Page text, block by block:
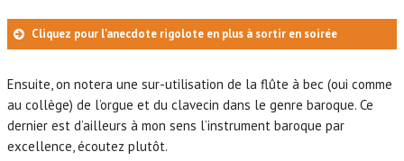
Cliquez pour l'anecdote rigolote en plus à sortir en soirée
Ensuite, on notera une sur-utilisation de la flûte à bec (oui comme
au collège) de l’orgue et du clavecin dans le genre baroque. Ce
dernier est d’ailleurs à mon sens l’instrument baroque par
excellence, écoutez plutôt.